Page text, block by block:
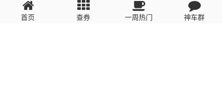
回复需填写必要信息
首页 查券 一周热门 神车群